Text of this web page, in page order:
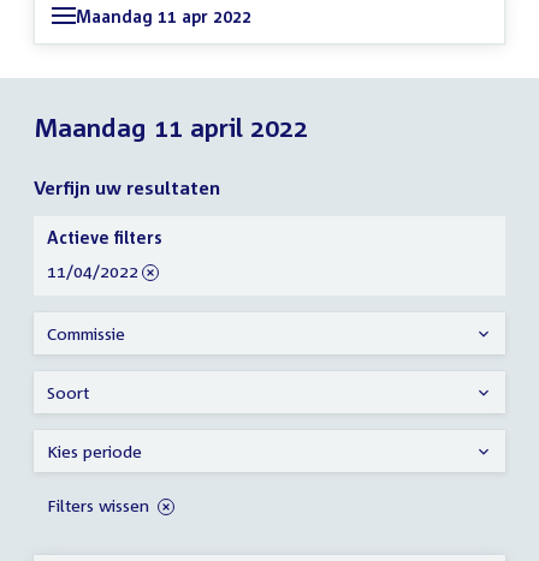
Maandag 11 apr 2022
Maandag 11 april 2022
Verfijn uw resultaten
Verfijn
uw
resultaten
Actieve filters
verwijder
11/04/2022
Commissie
Soort
Kies periode
Filters wissen